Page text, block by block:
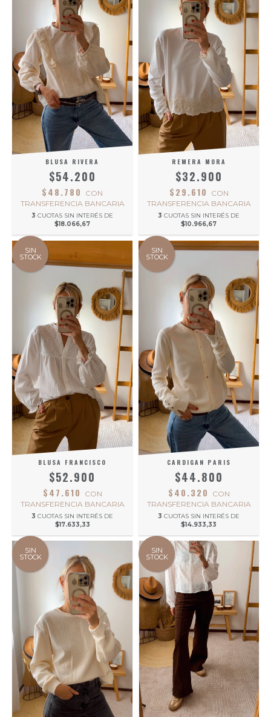
BLUSA RIVERA
$54.200
$48.780
CON
TRANSFERENCIA BANCARIA
3 CUOTAS SIN INTERÉS DE
$18.066,67
REMERA MORA
$32.900
$29.610
CON
TRANSFERENCIA BANCARIA
3 CUOTAS SIN INTERÉS DE
$10.966,67
SIN
STOCK
BLUSA FRANCISCO
$52.900
$47.610
CON
TRANSFERENCIA BANCARIA
3 CUOTAS SIN INTERÉS DE
$17.633,33
SIN
STOCK
CARDIGAN PARIS
$44.800
$40.320
CON
TRANSFERENCIA BANCARIA
3 CUOTAS SIN INTERÉS DE
$14.933,33
SIN
STOCK
SIN
STOCK